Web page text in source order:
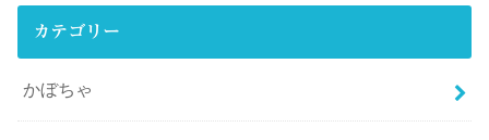
カテゴリー
かぼちゃ